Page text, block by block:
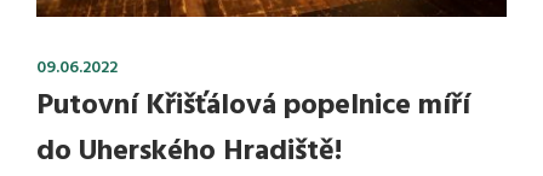
09.06.2022
Putovní Křišťálová popelnice míří
do Uherského Hradiště!